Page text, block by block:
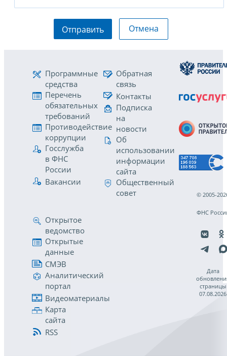
Отправить Отмена
Программные
средства
Перечень
обязательных
требований
Противодействие
коррупции
Госслужба
в ФНС
России
Вакансии
Обратная
связь
Контакты
Подписка
на
новости
Об
использовании
информации
сайта
Общественный
совет
Открытое
ведомство
Открытые
данные
СМЭВ
Аналитический
портал
Видеоматериалы
Карта
сайта
RSS
© 2005-
ФНС
Дата
страницы
07.08.2026